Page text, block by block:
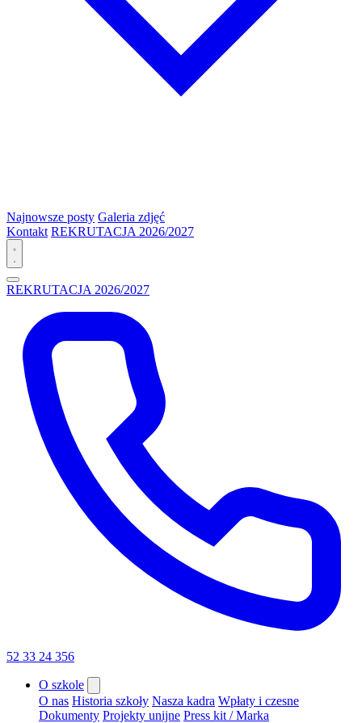
Najnowsze posty Galeria zdjęć
Kontakt REKRUTACJA 2026/2027
REKRUTACJA 2026/2027
52 33 24 356
O szkole
O nas Historia szkoły Nasza kadra Wpłaty i czesne
Dokumenty Projekty unijne Press kit / Marka